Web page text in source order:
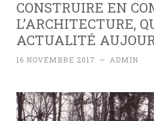
CONSTRUIRE EN
L’ARCHITECTURE,
ACTUALITÉ
16 NOVEMBRE 2017 ~ ADMIN